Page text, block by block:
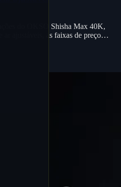
do OKSO Shisha Max 40K,
ar ajustáveis, as faixas de preço…